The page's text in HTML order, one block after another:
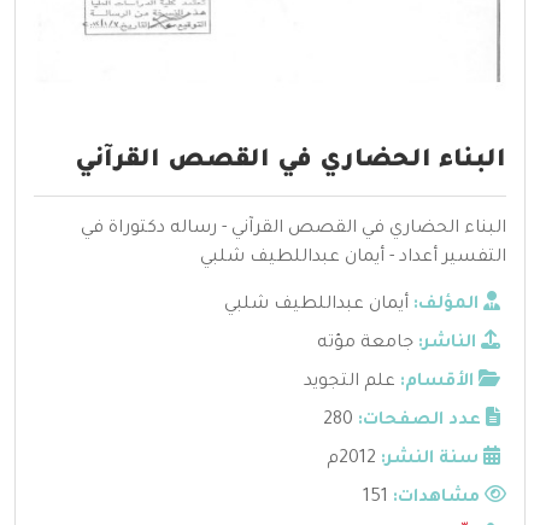
البناء الحضاري في القصص القرآني
البناء الحضاري في القصص القرآني - رساله دكتوراة في
التفسير أعداد - أيمان عبداللطيف شلبي
المؤلف: أيمان عبداللطيف شلبي
الناشر: جامعة مؤته
الأقسام: علم التجويد
عدد الصفحات: 280
سنة النشر: 2012م
مشاهدات: